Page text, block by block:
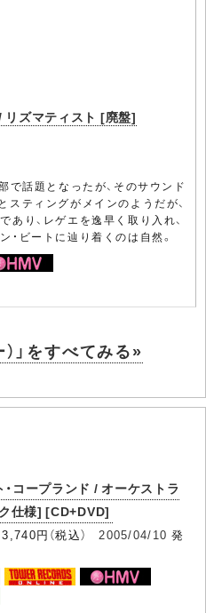
リズマティスト [廃盤]
で話題となったが、そのサウンド
スティングがメインのようだが、
り、レゲエを逸早く取り入れ、
ビートに辿り着くのは自然。
）」をすべてみる»
コープランド / オーケストラ
仕様] [CD+DVD]
円（税込） 2005/04/10 発